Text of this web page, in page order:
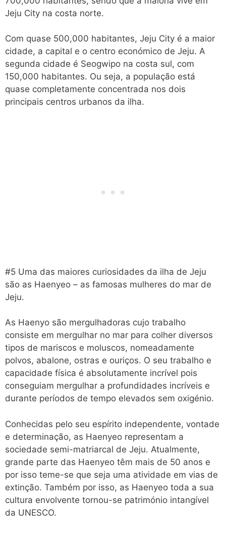
Jeju City na costa norte.
Com quase 500,000 habitantes, Jeju City é a maior
cidade, a capital e o centro económico de Jeju. A
segunda cidade é Seogwipo na costa sul, com
150,000 habitantes. Ou seja, a população está
quase completamente concentrada nos dois
principais centros urbanos da ilha.
#5 Uma das maiores curiosidades da ilha de Jeju
são as Haenyeo – as famosas mulheres do mar de
Jeju.
As Haenyo são mergulhadoras cujo trabalho
consiste em mergulhar no mar para colher diversos
tipos de mariscos e moluscos, nomeadamente
polvos, abalone, ostras e ouriços. O seu trabalho e
capacidade física é absolutamente incrível pois
conseguiam mergulhar a profundidades incríveis e
durante períodos de tempo elevados sem oxigénio.
Conhecidas pelo seu espírito independente, vontade
e determinação, as Haenyeo representam a
sociedade semi-matriarcal de Jeju. Atualmente,
grande parte das Haenyeo têm mais de 50 anos e
por isso teme-se que seja uma atividade em vias de
extinção. Também por isso, as Haenyeo toda a sua
cultura envolvente tornou-se património intangível
da UNESCO.